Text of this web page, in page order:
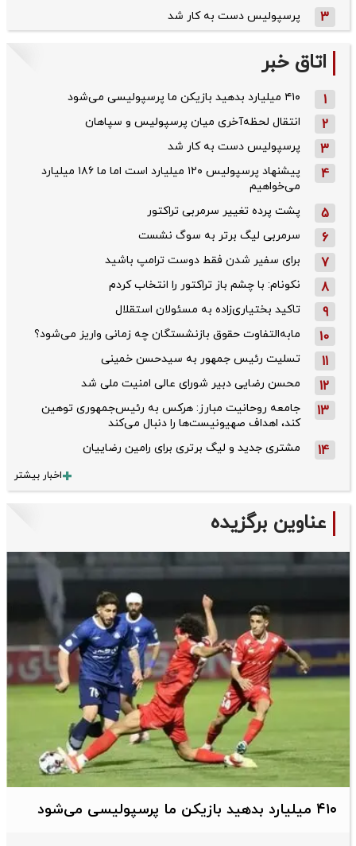
3 پرسپولیس دست به کار شد
اتاق خبر
1 ۴۱۰ میلیارد بدهید بازیکن ما پرسپولیسی می‌شود
2 انتقال لحظه‌آخری میان پرسپولیس و سپاهان
3 پرسپولیس دست به کار شد
4
پیشنهاد پرسپولیس ۱۲۰ میلیارد است اما ما ۱۸۶ میلیارد
می‌خواهیم
5 پشت پرده تغییر سرمربی تراکتور
6 سرمربی لیگ برتر به سوگ نشست
7 برای سفیر شدن فقط دوست ترامپ باشید
8 نکونام: با چشم باز تراکتور را انتخاب کردم
9 تاکید بختیاری‌زاده به مسئولان استقلال
10 مابه‌التفاوت حقوق بازنشستگان چه زمانی واریز می‌شود؟
11 تسلیت رئیس جمهور به سیدحسن خمینی
12 محسن رضایی دبیر شورای عالی امنیت ملی شد
13
جامعه روحانیت مبارز: هرکس به رئیس‌جمهوری توهین
کند، اهداف صهیونیست‌ها را دنبال می‌کند
14 مشتری جدید و لیگ برتری برای رامین رضاییان
اخبار بیشتر
عناوین برگزیده
۴۱۰ میلیارد بدهید بازیکن ما پرسپولیسی می‌شود